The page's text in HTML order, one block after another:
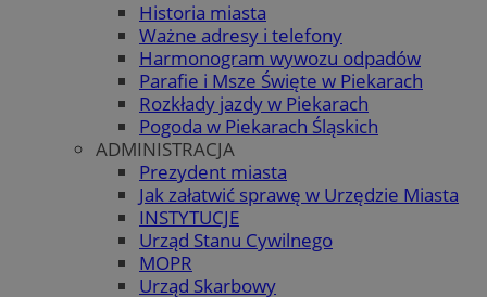
Historia miasta
Ważne adresy i telefony
Harmonogram wywozu odpadów
Parafie i Msze Święte w Piekarach
Rozkłady jazdy w Piekarach
Pogoda w Piekarach Śląskich
ADMINISTRACJA
Prezydent miasta
Jak załatwić sprawę w Urzędzie Miasta
INSTYTUCJE
Urząd Stanu Cywilnego
MOPR
Urząd Skarbowy